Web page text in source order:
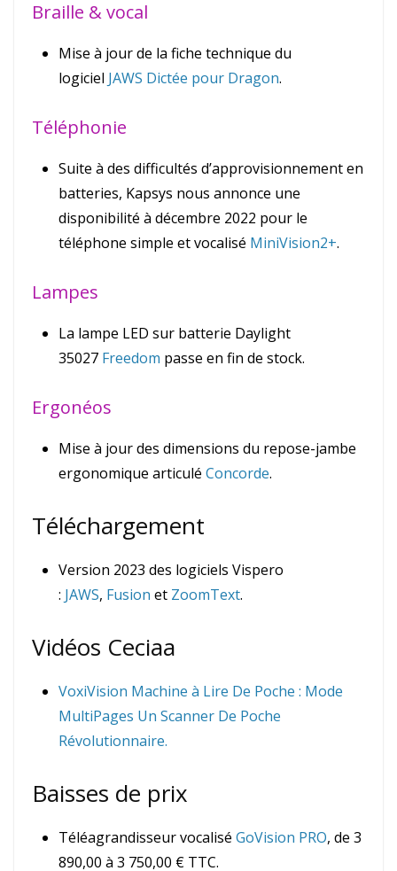
Braille & vocal
Mise à jour de la fiche technique du
logiciel JAWS Dictée pour Dragon.
Téléphonie
Suite à des difficultés d’approvisionnement en
batteries, Kapsys nous annonce une
disponibilité à décembre 2022 pour le
téléphone simple et vocalisé MiniVision2+.
Lampes
La lampe LED sur batterie Daylight
35027 Freedom passe en fin de stock.
Ergonéos
Mise à jour des dimensions du repose-jambe
ergonomique articulé Concorde.
Téléchargement
Version 2023 des logiciels Vispero
: JAWS, Fusion et ZoomText.
Vidéos Ceciaa
VoxiVision Machine à Lire De Poche : Mode
MultiPages Un Scanner De Poche
Révolutionnaire.
Baisses de prix
Téléagrandisseur vocalisé GoVision PRO, de 3
890,00 à 3 750,00 € TTC.